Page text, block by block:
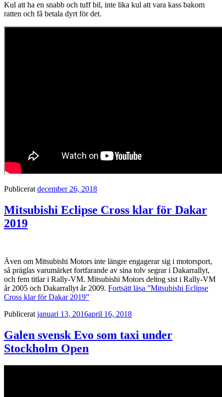
Kul att ha en snabb och tuff bil, inte lika kul att vara kass bakom
ratten och få betala dyrt för det.
Publicerat december 26, 2018
Mitsubishi Eclipse Cross klar för Dakar
2019
Även om Mitsubishi Motors inte längre engagerar sig i motorsport,
så präglas varumärket fortfarande av sina tolv segrar i Dakarrallyt,
och fem titlar i Rally-VM. Mitsubishi Motors deltog sist i Rally-VM
år 2005 och Dakarrallyt år 2009. Fortsätt läsa ”Mitsubishi Eclipse
Cross klar för Dakar 2019”
Publicerat januari 13, 2016april 16, 2018
Galen svensk Evo som taxi under
Stockholm Open